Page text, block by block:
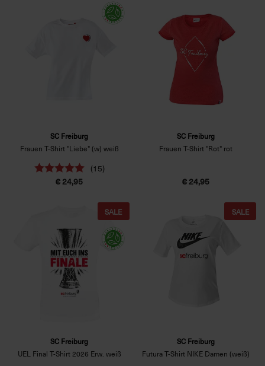
SC Freiburg
Frauen T-Shirt "Liebe" (w) weiß
(15)
€ 24,95
SC Freiburg
Frauen T-Shirt "Rot" rot
€ 24,95
SC Freiburg
UEL Final T-Shirt 2026 Erw. weiß
SALE
SC Freiburg
Futura T-Shirt NIKE Damen (weiß)
SALE